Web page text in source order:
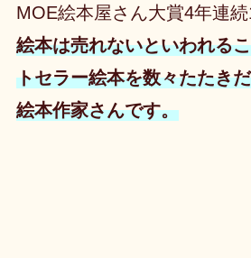
MOE絵本屋さん大賞4年連続
絵本は売れないといわれる
トセラー絵本を数々たたき
絵本作家さんです。